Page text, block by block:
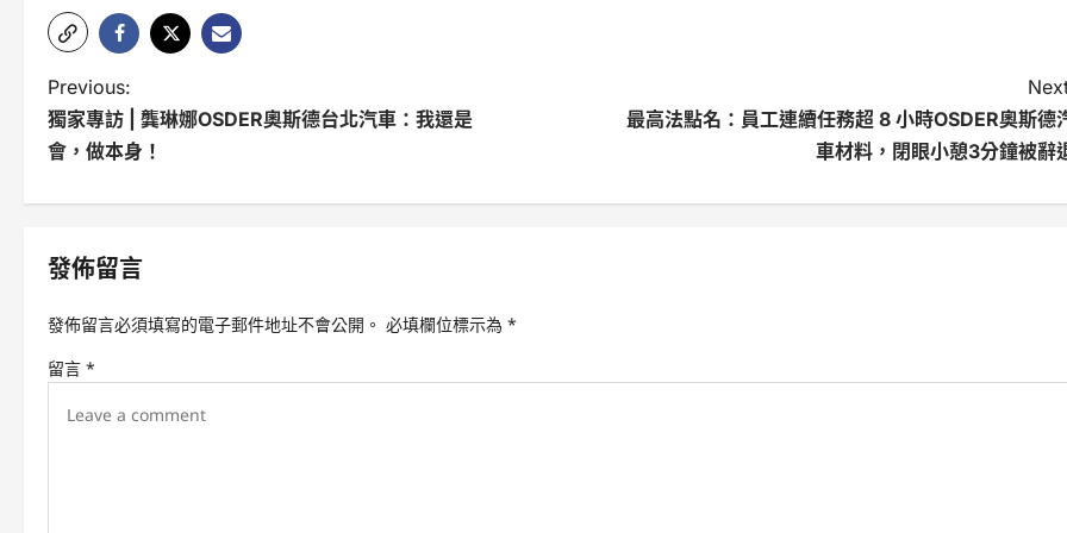
P
o
n
i
Previous:
獨家專訪 | 龔琳娜OSDER奧斯德台北汽車：我還是
會，做本身！
最高法點名：員工連續任務超 8 小時OSDER奧斯德
車材料，閉眼小憩3分鐘被辭
發佈留言
發佈留言必須填寫的電子郵件地址不會公開。 必填欄位標示為 *
留言 *